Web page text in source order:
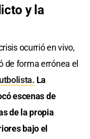
y la
ocurrió en vivo,
de forma errónea el
La
escenas de
de la propia
bajo el